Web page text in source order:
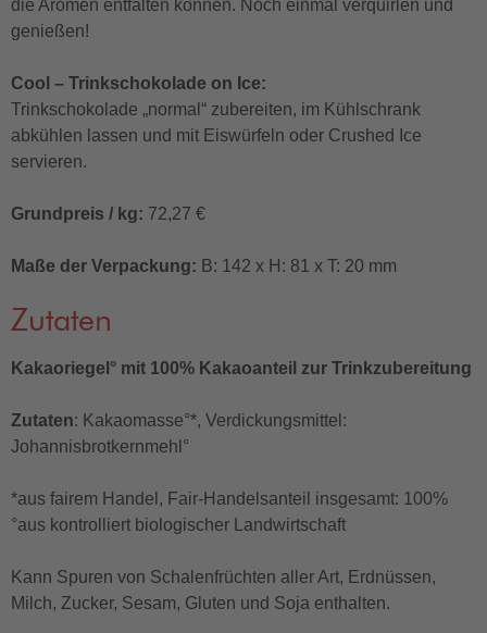
die Aromen entfalten können. Noch einmal verquirlen und
genießen!
Cool – Trinkschokolade on Ice:
Trinkschokolade „normal“ zubereiten, im Kühlschrank
abkühlen lassen und mit Eiswürfeln oder Crushed Ice
servieren.
Grundpreis / kg: 72,27 €
Maße der Verpackung: B: 142 x H: 81 x T: 20 mm
Zutaten
Kakaoriegel° mit 100% Kakaoanteil zur Trinkzubereitung
Zutaten: Kakaomasse°*, Verdickungsmittel:
Johannisbrotkernmehl°
*aus fairem Handel, Fair-Handelsanteil insgesamt: 100%
°aus kontrolliert biologischer Landwirtschaft
Kann Spuren von Schalenfrüchten aller Art, Erdnüssen,
Milch, Zucker, Sesam, Gluten und Soja enthalten.